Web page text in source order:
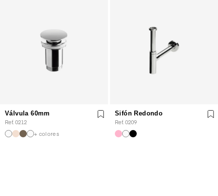
Válvula 60mm
Ref. 0212
+ colores
Sifón Redondo
Ref. 0209